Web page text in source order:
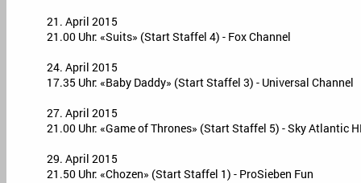
21. April 2015
21.00 Uhr: «Suits» (Start Staffel 4) - Fox Channel
24. April 2015
17.35 Uhr: «Baby Daddy» (Start Staffel 3) - Universal Channel
27. April 2015
21.00 Uhr: «Game of Thrones» (Start Staffel 5) - Sky Atlantic
29. April 2015
21.50 Uhr: «Chozen» (Start Staffel 1) - ProSieben Fun